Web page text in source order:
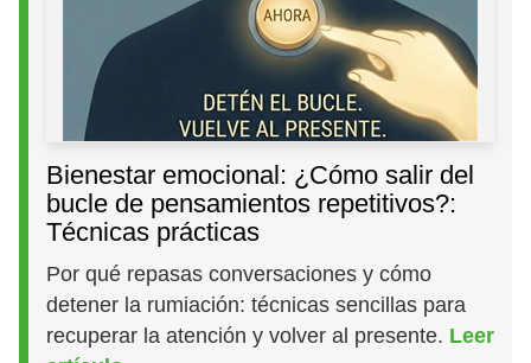
Bienestar emocional: ¿Cómo salir del
bucle de pensamientos repetitivos?:
Técnicas prácticas
Por qué repasas conversaciones y cómo
detener la rumiación: técnicas sencillas para
recuperar la atención y volver al presente. Leer